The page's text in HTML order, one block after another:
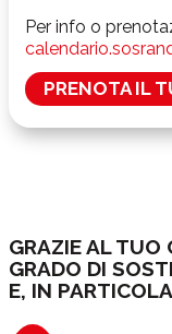
Per info o
PRENOTA IL
GRAZIE AL TUO
GRADO DI
E, IN